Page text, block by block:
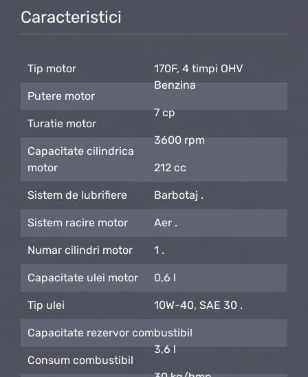
Caracteristici
Tip motor
170F, 4 timpi OHV
Benzina
Putere motor
7 cp
Turatie motor
3600 rpm
Capacitate cilindrica
motor
212 cc
Sistem de lubrifiere Barbotaj .
Sistem racire motor Aer .
Numar cilindri motor 1 .
Capacitate ulei motor 0,6 l
Tip ulei 10W-40, SAE 30 .
Capacitate rezervor combustibil
3,6 l
Consum combustibil